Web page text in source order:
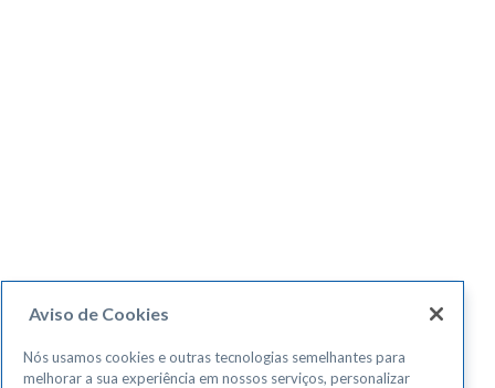
Aviso de Cookies
Nós usamos cookies e outras tecnologias semelhantes para
melhorar a sua experiência em nossos serviços, personalizar